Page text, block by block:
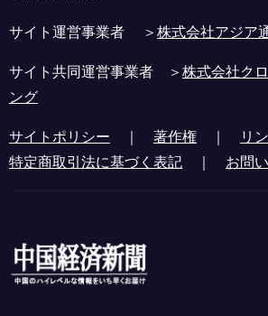
サイト運営事業者 ＞株式会社アジア
サイト共同運営事業者 ＞株式会社ク
ング
サイトポリシー ｜ 著作権 ｜ リ
特定商取引法に基づく表記 ｜ お問